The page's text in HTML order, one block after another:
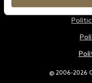
@ 2006-2026